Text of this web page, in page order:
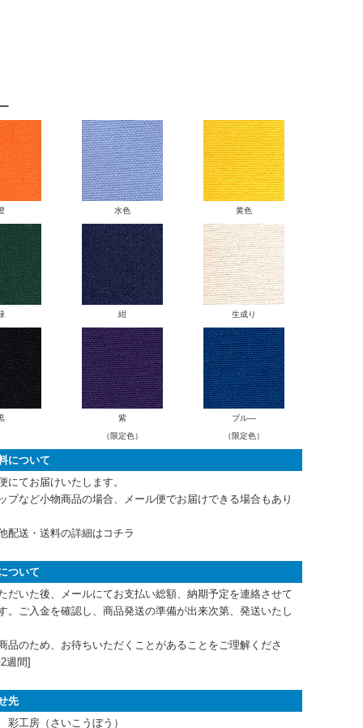
水色 黄色
紺 生成り
紫
（限定色）
ブル―
（限定色）
について
にてお届けいたします。
プなど小物商品の場合、メール便でお届けできる場合もあり
配送・送料の詳細はコチラ
ついて
だいた後、メールにてお支払い総額、納期予定を連絡させて
。ご入金を確認し、商品発送の準備が出来次第、発送いたし
品のため、お待ちいただくことがあることをご理解くださ
週間]
先
工房（さいこうぼう）